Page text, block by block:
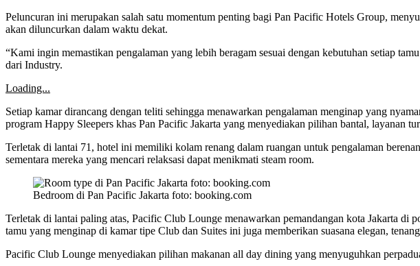
Peluncuran ini merupakan salah satu momentum penting bagi Pan Pacific Hotels Group,
akan diluncurkan dalam waktu dekat.
“Kami ingin memastikan pengalaman yang lebih beragam sesuai dengan kebutuhan setiap
dari Industry.
Loading...
Setiap kamar dirancang dengan teliti sehingga menawarkan pengalaman menginap yang
program Happy Sleepers khas Pan Pacific Jakarta yang menyediakan pilihan bantal, layanan
Terletak di lantai 71, hotel ini memiliki kolam renang dalam ruangan untuk pengalaman
sementara mereka yang mencari relaksasi dapat menikmati steam room.
Bedroom di Pan Pacific Jakarta foto: booking.com
Terletak di lantai paling atas, Pacific Club Lounge menawarkan pemandangan kota Jakarta di
tamu yang menginap di kamar tipe Club dan Suites ini juga memberikan suasana elegan,
Pacific Club Lounge menyediakan pilihan makanan all day dining yang menyuguhkan